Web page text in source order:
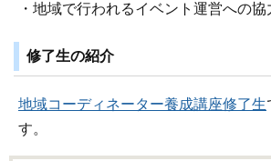
・地域で行われるイベント運営への協
修了生の紹介
地域コーディネーター養成講座修了生
す。